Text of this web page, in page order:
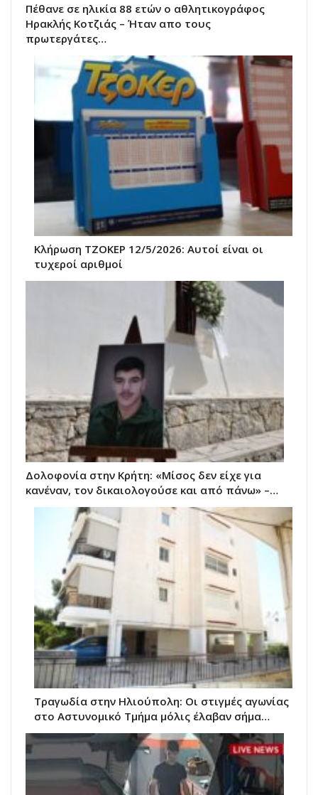
Πέθανε σε ηλικία 88 ετών ο αθλητικογράφος
Ηρακλής Κοτζιάς – Ήταν απο τους
πρωτεργάτες…
Κλήρωση ΤΖΟΚΕΡ 12/5/2026: Αυτοί είναι οι
τυχεροί αριθμοί
Δολοφονία στην Κρήτη: «Μίσος δεν είχε για
κανέναν, τον δικαιολογούσε και από πάνω» –…
Τραγωδία στην Ηλιούπολη: Οι στιγμές αγωνίας
στο Αστυνομικό Τμήμα μόλις έλαβαν σήμα…